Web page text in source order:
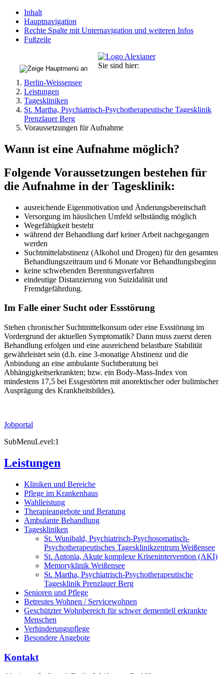
Inhalt
Hauptnavigation
Rechte Spalte mit Unternavigation und weiteren Infos
Fußzeile
Sie sind hier:
Berlin-Weissensee
Leistungen
Tageskliniken
St. Martha, Psychiatrisch-Psychotherapeutische Tagesklinik
Prenzlauer Berg
Voraussetzungen für Aufnahme
Wann ist eine Aufnahme möglich?
Folgende Voraussetzungen bestehen für
die Aufnahme in der Tagesklinik:
ausreichende Eigenmotivation und Änderungsbereitschaft
Versorgung im häuslichen Umfeld selbständig möglich
Wegefähigkeit besteht
während der Behandlung darf keiner Arbeit nachgegangen
werden
Suchtmittelabstinenz (Alkohol und Drogen) für den gesamten
Behandlungszeitraum und 6 Monate vor Behandlungsbeginn
keine schwebenden Berentungsverfahren
eindeutige Distanzierung von Suizidalität und
Fremdgefährdung.
Im Falle einer Sucht oder Essstörung
Stehen chronischer Suchtmittelkonsum oder eine Essstörung im
Vordergrund der aktuellen Symptomatik? Dann muss zuerst deren
Behandlung erfolgen und eine ausreichend belastbare Stabilität
gewährleistet sein (d.h. eine 3-monatige Abstinenz und die
Anbindung an eine ambulante Suchtberatung bei
Abhängigkeitserkrankten; bzw. ein Body-Mass-Index von
mindestens 17,5 bei Essgestörten mit anorektischer oder bulimischer
Ausprägung des Krankheitsbildes).
Jobportal
SubMenuLevel:1
Leistungen
Kliniken und Bereiche
Pflege im Krankenhaus
Wahlleistung
Therapieangebote und Beratung
Ambulante Behandlung
Tageskliniken
St. Wunibald, Psychiatrisch-Psychosomatisch-
Psychotherapeutisches Tagesklinikzentrum Weißensee
St. Antonia, Akute komplexe Krisenintervention (AKI)
Memoryklinik Weißensee
St. Martha, Psychiatrisch-Psychotherapeutische
Tagesklinik Prenzlauer Berg
Senioren und Pflege
Betreutes Wohnen / Servicewohnen
Geschützter Wohnbereich für schwer dementiell erkrankte
Menschen
Verhinderungspflege
Besondere Angebote
Kontakt